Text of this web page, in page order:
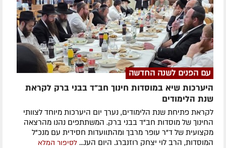
עם הפנים לשנה החדשה
היערכות שיא במוסדות חינוך חב"ד בבני ברק לקראת
שנת הלימודים
לקראת פתיחת שנת הלימודים, נערך יום היערכות מיוחד לצוותי
החינוך של מוסדות חב"ד בבני ברק. המשתתפים נהנו מהרצאה
מקצועית של ד"ר עופר מרבך ומהתוועדות חסידית עם מנכ"ל
המוסדות, הרב לוי יצחק רוזנברג. היום הענ... לסיפור המלא